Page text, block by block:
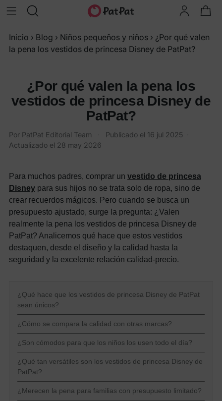
Inicio › Blog › Niños pequeños y niños › ¿Por qué valen
la pena los vestidos de princesa Disney de PatPat?
¿Por qué valen la pena los
vestidos de princesa Disney de
PatPat?
Por PatPat Editorial Team Publicado el 16 jul 2025
Actualizado el 28 may 2026
Para muchos padres, comprar un vestido de princesa
Disney para sus hijos no se trata solo de ropa, sino de
crear recuerdos mágicos. Pero cuando se busca un
presupuesto ajustado, surge la pregunta: ¿Valen
realmente la pena los vestidos de princesa Disney de
PatPat? Analicemos qué hace que estos vestidos
destaquen, desde el diseño y la calidad hasta la
seguridad y la excelente relación calidad-precio.
¿Qué hace que los vestidos de princesa Disney de PatPat
sean únicos?
¿Cómo se compara la calidad con otras marcas?
¿Son cómodos para que los niños los usen todo el día?
¿Qué tan versátiles son los vestidos de princesa Disney de
PatPat?
¿Merecen la pena para familias con presupuesto limitado?